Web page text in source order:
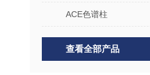
ACE色谱柱
查看全部产品